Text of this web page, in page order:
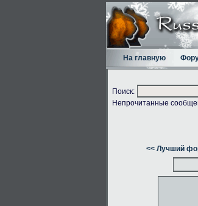
На главную
Поиск:
Непрочитанные
<< Лучший